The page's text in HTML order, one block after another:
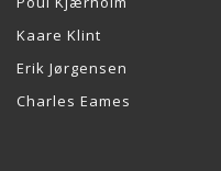
Kaare Klint
Erik Jørgensen
Charles Eames